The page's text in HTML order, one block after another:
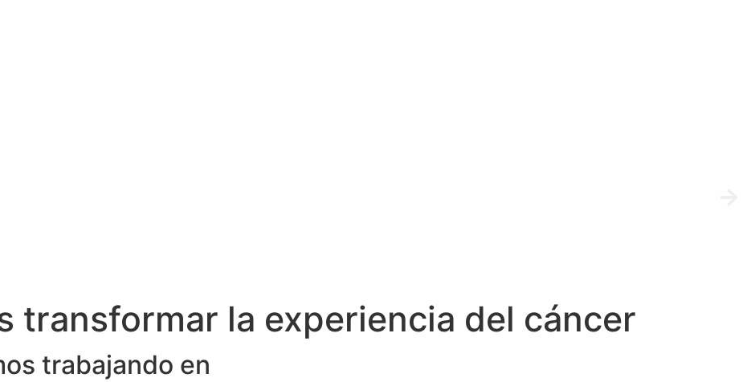
transformar la experiencia del cáncer
trabajando en